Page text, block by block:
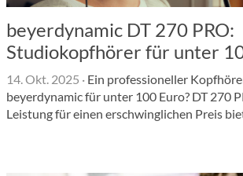
beyerdynamic DT 270 PRO:
Studiokopfhörer für unter
14. Okt. 2025 · Ein professioneller
beyerdynamic für unter 100 Euro? DT 270
Leistung für einen erschwinglichen Preis